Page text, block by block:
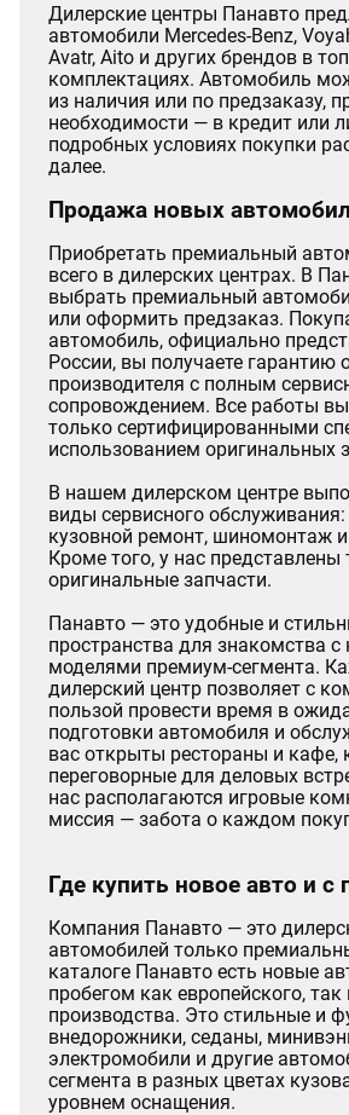
Дилерские центры Панавто
автомобили Mercedes-Benz,
Avatr, Aito и других брендов в
комплектациях. Автомобиль
из наличия или по предзаказу,
необходимости — в кредит или
подробных условиях покупки
далее.
Продажа новых
Приобретать премиальный
всего в дилерских центрах. В
выбрать премиальный
или оформить предзаказ.
автомобиль, официально
России, вы получаете гарантию
производителя с полным
сопровождением. Все работы
только сертифицированными
использованием оригинальных
В нашем дилерском центре
виды сервисного обслуживания:
кузовной ремонт, шиномонтаж и
Кроме того, у нас представлены
оригинальные запчасти.
Панавто — это удобные и
пространства для знакомства
моделями премиум-сегмента.
дилерский центр позволяет с
пользой провести время в
подготовки автомобиля и
вас открыты рестораны и кафе,
переговорные для деловых
нас располагаются игровые
миссия — забота о каждом
Где купить новое авто и с
Компания Панавто — это
автомобилей только
каталоге Панавто есть новые
пробегом как европейского, так
производства. Это стильные и
внедорожники, седаны,
электромобили и другие
сегмента в разных цветах
уровнем оснащения.